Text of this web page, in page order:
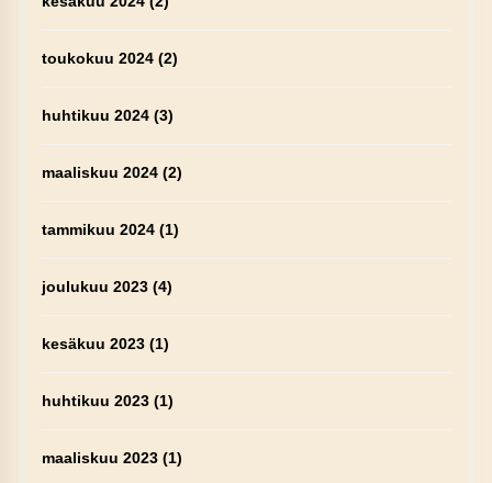
toukokuu 2024(2)
huhtikuu 2024(3)
maaliskuu 2024(2)
tammikuu 2024(1)
joulukuu 2023(4)
kesäkuu 2023(1)
huhtikuu 2023(1)
maaliskuu 2023(1)